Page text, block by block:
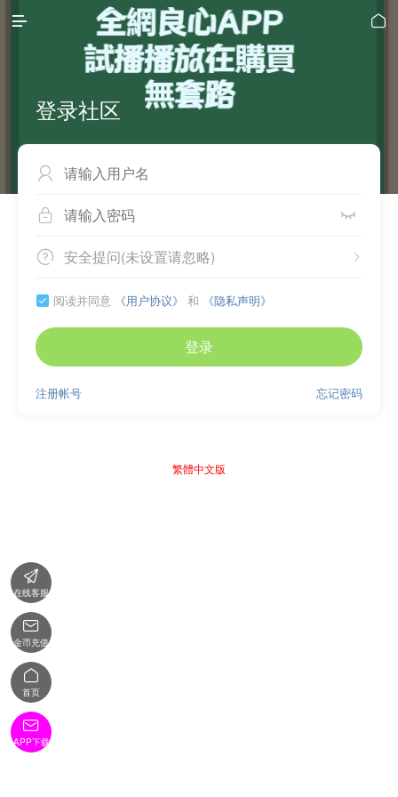
 
登录社区

 
 
安全提问(未设置请忽略)
 阅读并同意 《用户协议》 和 《隐私声明》
登录
忘记密码
注册帐号
繁體中文版

在线客服

金币充值

首页

APP下载